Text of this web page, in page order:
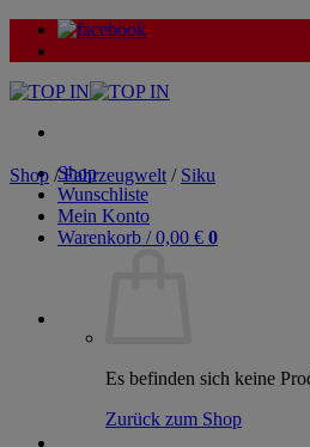
Zum
Inhalt
Shop
Wunschliste
Mein Konto
Warenkorb /0,00 € 0
Es befinden sich keine
Zurück zum Shop
Shop / Fahrzeugwelt / Siku